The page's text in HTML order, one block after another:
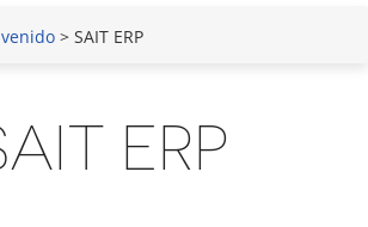
> SAIT ERP
ERP